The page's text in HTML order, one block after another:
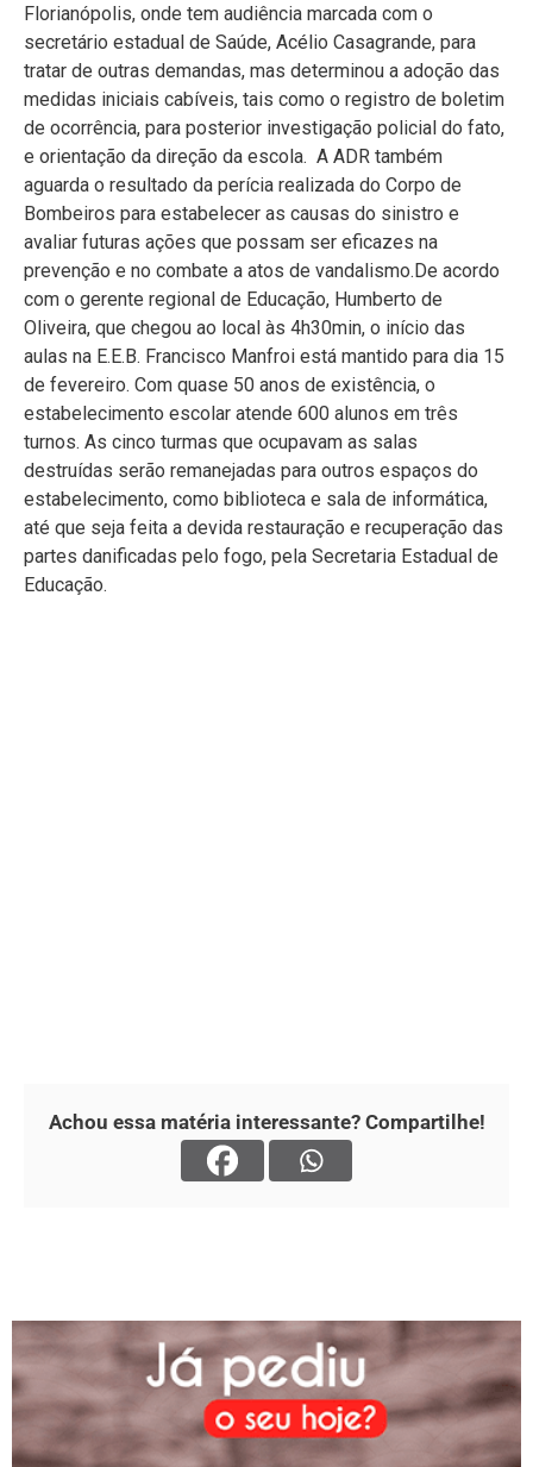
Florianópolis, onde tem audiência marcada com o
secretário estadual de Saúde, Acélio Casagrande, para
tratar de outras demandas, mas determinou a adoção das
medidas iniciais cabíveis, tais como o registro de boletim
de ocorrência, para posterior investigação policial do fato,
e orientação da direção da escola. A ADR também
aguarda o resultado da perícia realizada do Corpo de
Bombeiros para estabelecer as causas do sinistro e
avaliar futuras ações que possam ser eficazes na
prevenção e no combate a atos de vandalismo.De acordo
com o gerente regional de Educação, Humberto de
Oliveira, que chegou ao local às 4h30min, o início das
aulas na E.E.B. Francisco Manfroi está mantido para dia 15
de fevereiro. Com quase 50 anos de existência, o
estabelecimento escolar atende 600 alunos em três
turnos. As cinco turmas que ocupavam as salas
destruídas serão remanejadas para outros espaços do
estabelecimento, como biblioteca e sala de informática,
até que seja feita a devida restauração e recuperação das
partes danificadas pelo fogo, pela Secretaria Estadual de
Educação.